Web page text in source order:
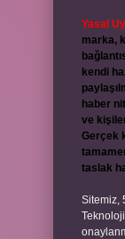
Yasal
marka,
kendi
haber
ve
Gerçek
taslak
Sitemiz,